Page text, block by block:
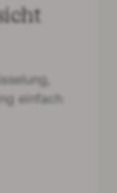
einfach